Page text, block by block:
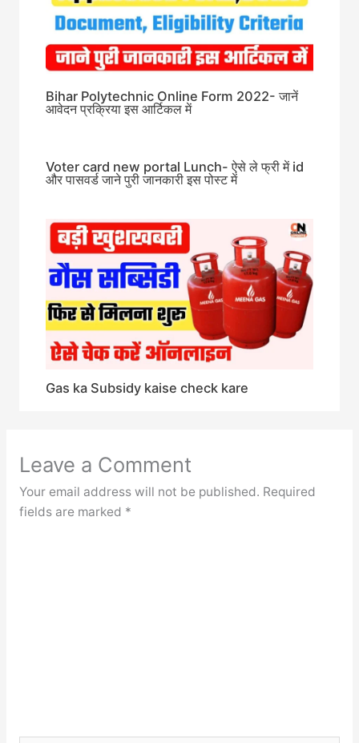
Bihar Polytechnic Online Form 2022- जानें
आवेदन प्रक्रिया इस आर्टिकल में
Voter card new portal Lunch- ऐसे ले फ्री में id
और पासवर्ड जाने पुरी जानकारी इस पोस्ट में
Gas ka Subsidy kaise check kare
Leave a Comment
Your email address will not be published. Required
fields are marked *